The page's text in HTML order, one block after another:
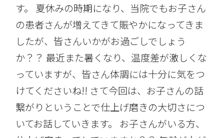
す。 夏休みの時期になり、当院でもお子さん
の患者さんが増えてきて賑やかになってきま
したが、皆さんいかがお過ごしでしょう
か？？ 最近また暑くなり、温度差が激しくな
っていますが、皆さん体調には十分に気をつ
けてくださいね!! さて今回は、お子さんの話
繋がりということで仕上げ磨きの大切さにつ
いてお話していきます。 お子さんがいる方、